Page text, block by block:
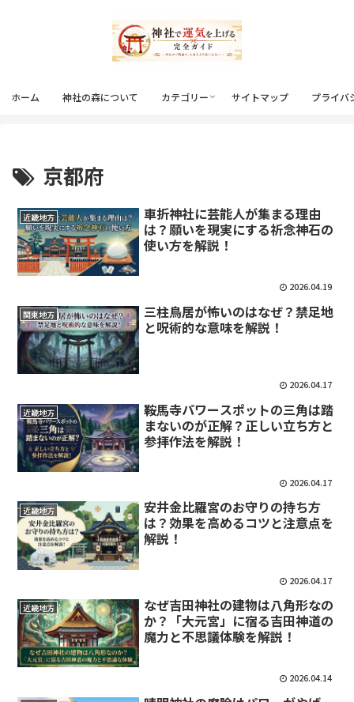
ホーム 神社の森について カテゴリー サイトマップ プライバ
京都府
近畿地方
車折神社に芸能人が集まる理由
は？願いを現実にする祈念神石の
使い方を解説！
2026.04.19
関東地方
三柱鳥居が怖いのはなぜ？禁足地
と呪術的な意味を解説！
2026.04.17
近畿地方
鞍馬寺パワースポットの三角は踏
まないのが正解？正しい立ち方と
参拝作法を解説！
2026.04.17
近畿地方
安井金比羅宮のお守りの持ち方
は？効果を高めるコツと注意点を
解説！
2026.04.17
近畿地方
なぜ吉田神社の建物は八角形なの
か？「大元宮」に宿る吉田神道の
魔力と不思議体験を解説！
2026.04.14